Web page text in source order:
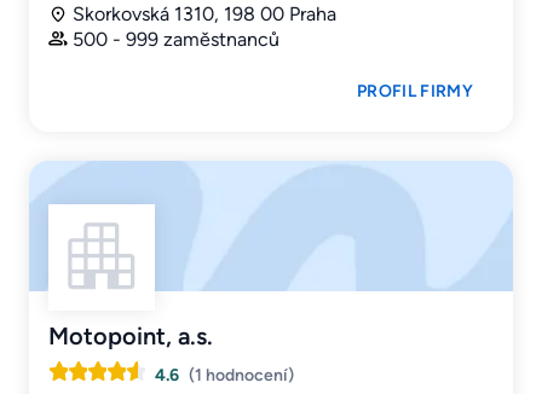
Skorkovská 1310, 198 00 Praha
500 - 999 zaměstnanců
PROFIL FIRMY
Motopoint, a.s.
4.6 (1 hodnocení)